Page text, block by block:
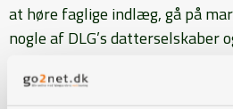
at høre faglige indlæg, gå på
nogle af DLG’s datterselskaber
- Grundtanken er, at vi tager